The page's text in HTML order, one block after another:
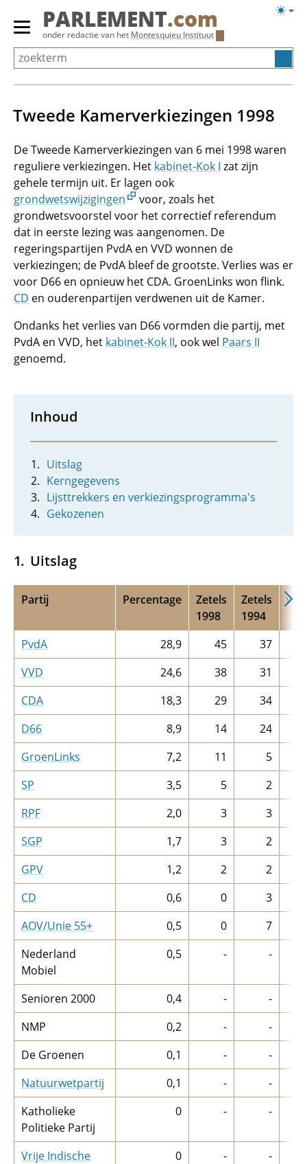
Overslaan
Primair
menu
tonen/verbergen
PARLEMENT.com
onder redactie van het Montesquieu Instituut
Tweede Kamerverkiezingen 1998
De Tweede Kamerverkiezingen van 6 mei 1998 waren
reguliere verkiezingen. Het kabinet-Kok I zat zijn
gehele termijn uit. Er lagen ook
grondwetswijzigingen
voor, zoals het
grondwetsvoorstel voor het correctief referendum
dat in eerste lezing was aangenomen. De
regeringspartijen PvdA en VVD wonnen de
verkiezingen; de PvdA bleef de grootste. Verlies was er
voor D66 en opnieuw het CDA. GroenLinks won flink.
CD en ouderenpartijen verdwenen uit de Kamer.
Ondanks het verlies van D66 vormden die partij, met
PvdA en VVD, het kabinet-Kok II, ook wel Paars II
genoemd.
Inhoud
Uitslag
Kerngegevens
Lijsttrekkers en verkiezingsprogramma's
Gekozenen
Uitslag
Partij Percentage
Zetels
1998
Zetels
1994
PvdA 28,9 45
37
VVD
24,6 38
31
CDA
18,3 29
34
D66
8,9 14
24
GroenLinks
7,2 11
5
SP
3,5 5
2
RPF
2,0 3
3
SGP
1,7 3
2
GPV
1,2 2
2
CD
0,6 0
3
AOV/Unie 55+
0,5 0
7
Nederland
Mobiel
0,5 - -
Senioren 2000 0,4 -
-
NMP
0,2 -
-
De Groenen
0,1 -
-
Natuurwetpartij
0,1 -
-
Katholieke
Politieke Partij
0 - -
Vrije Indische
0 - -